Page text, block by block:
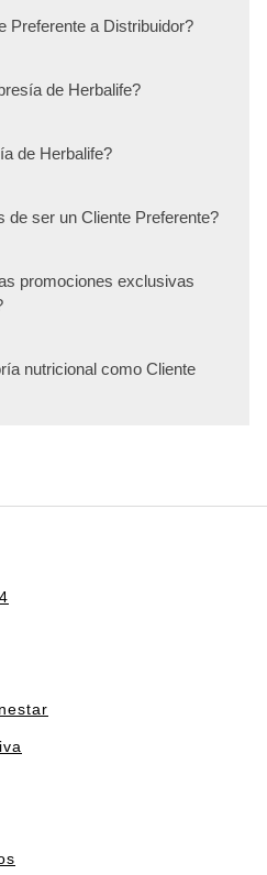
Preferente a Distribuidor?
de Herbalife?
de Herbalife?
de ser un Cliente Preferente?
promociones exclusivas
nutricional como Cliente